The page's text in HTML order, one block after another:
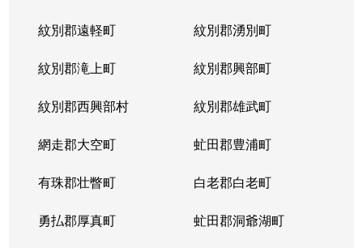
紋別郡遠軽町 紋別郡湧別町
紋別郡滝上町 紋別郡興部町
紋別郡西興部村 紋別郡雄武町
網走郡大空町 虻田郡豊浦町
有珠郡壮瞥町 白老郡白老町
勇払郡厚真町 虻田郡洞爺湖町